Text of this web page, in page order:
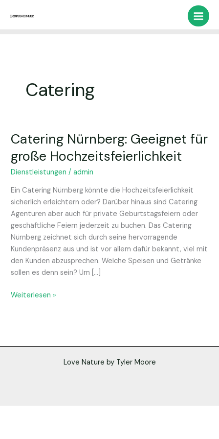
Inhalt
Catering
Catering Nürnberg: Geeignet für
große Hochzeitsfeierlichkeit
Dienstleistungen /admin
Ein Catering Nürnberg könnte die Hochzeitsfeierlichkeit
sicherlich erleichtern oder? Darüber hinaus sind Catering
Agenturen aber auch für private Geburtstagsfeiern oder
geschäftliche Feiern jederzeit zu buchen. Das Catering
Nürnberg zeichnet sich durch seine hervorragende
Kundenpräsenz aus und ist vor allem dafür bekannt, viel mit
den Kunden abzusprechen. Welche Speisen und Getränke
sollen es denn sein? Um […]
Catering
Geeignet
für
Hochzeitsfeierlichkeit
Weiterlesen »
Love Nature by Tyler Moore